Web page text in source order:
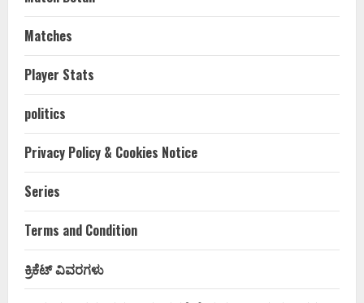
Matches
Player Stats
politics
Privacy Policy & Cookies Notice
Series
Terms and Condition
ಕ್ರಿಕೆಟ್ ವಿವರಗಳು